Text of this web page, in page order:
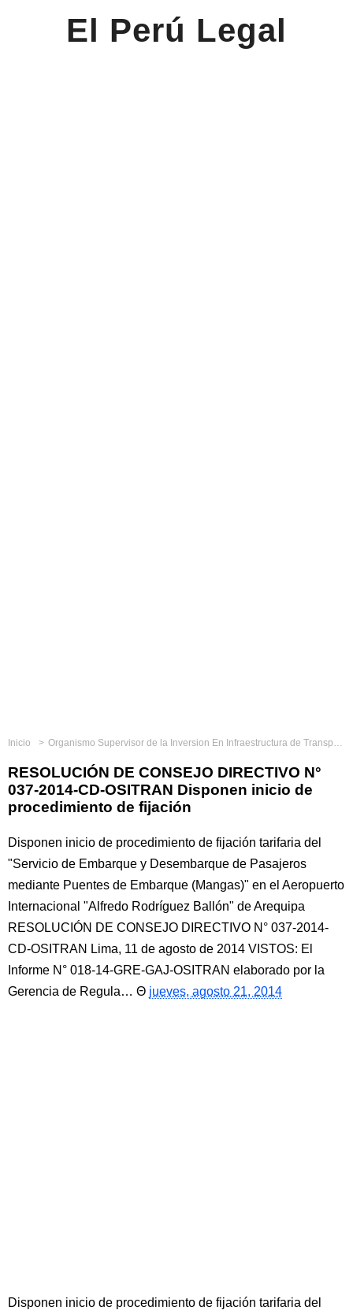
El Perú Legal
Inicio Organismo Supervisor de la Inversion En Infraestructura de Transporte de Uso Publico
RESOLUCIÓN DE CONSEJO DIRECTIVO N°
037-2014-CD-OSITRAN Disponen inicio de
procedimiento de fijación
Disponen inicio de procedimiento de fijación tarifaria del
"Servicio de Embarque y Desembarque de Pasajeros
mediante Puentes de Embarque (Mangas)" en el Aeropuerto
Internacional "Alfredo Rodríguez Ballón" de Arequipa
RESOLUCIÓN DE CONSEJO DIRECTIVO N° 037-2014-
CD-OSITRAN Lima, 11 de agosto de 2014 VISTOS: El
Informe N° 018-14-GRE-GAJ-OSITRAN elaborado por la
Gerencia de Regula…
jueves, agosto 21, 2014
Disponen inicio de procedimiento de fijación tarifaria del